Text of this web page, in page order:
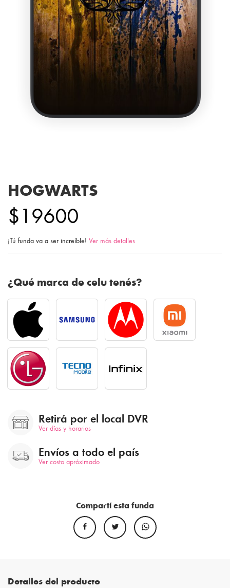
HOGWARTS
$19600
¡Tú funda va a ser increíble! Ver más detalles
¿Qué marca de celu tenés?
Retirá por el local DVR
Ver días y horarios
Envíos a todo el país
Ver costo apróximado
Compartí esta funda
Detalles del producto